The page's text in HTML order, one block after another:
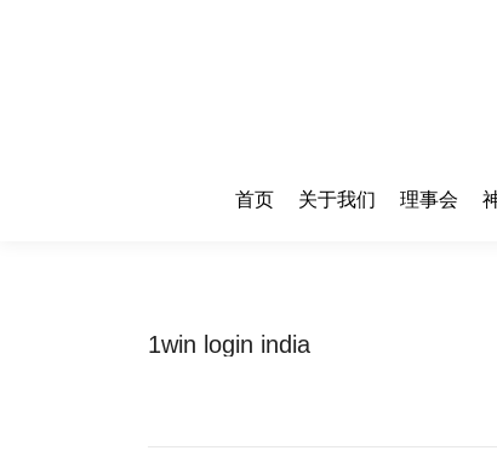
首页 关于我们 理事会
1win login india